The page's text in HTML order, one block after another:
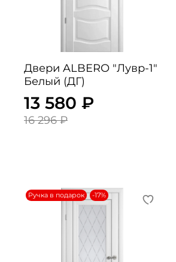
Двери ALBERO "Лувр-1"
Белый (ДГ)
13 580 ₽
16 296 ₽
Ручка в подарок -17%